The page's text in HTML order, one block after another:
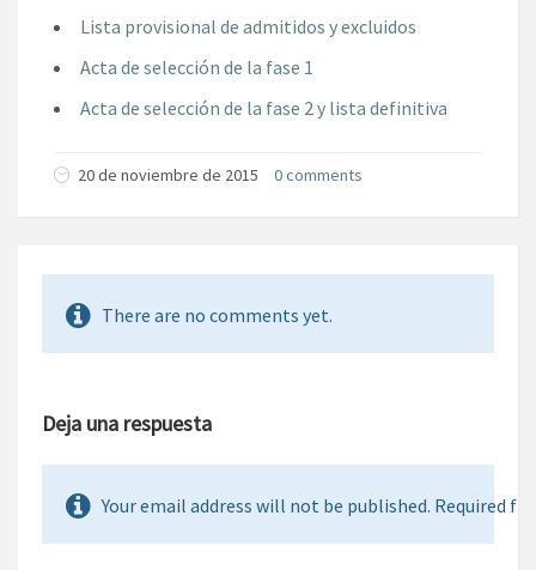
Lista provisional de admitidos y excluidos
Acta de selección de la fase 1
Acta de selección de la fase 2 y lista definitiva
20 de noviembre de 2015 0 comments
There are no comments yet.
Deja una respuesta
Your email address will not be published. Required